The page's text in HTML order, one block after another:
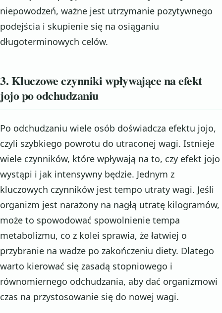
niepowodzeń, ważne jest utrzymanie pozytywnego
podejścia i skupienie się na osiąganiu
długoterminowych celów.
3. Kluczowe czynniki wpływające na efekt
jojo po odchudzaniu
Po odchudzaniu wiele osób doświadcza efektu jojo,
czyli szybkiego powrotu do utraconej wagi. Istnieje
wiele czynników, które wpływają na to, czy efekt jojo
wystąpi i jak intensywny będzie. Jednym z
kluczowych czynników jest tempo utraty wagi. Jeśli
organizm jest narażony na nagłą utratę kilogramów,
może to spowodować spowolnienie tempa
metabolizmu, co z kolei sprawia, że łatwiej o
przybranie na wadze po zakończeniu diety. Dlatego
warto kierować się zasadą stopniowego i
równomiernego odchudzania, aby dać organizmowi
czas na przystosowanie się do nowej wagi.